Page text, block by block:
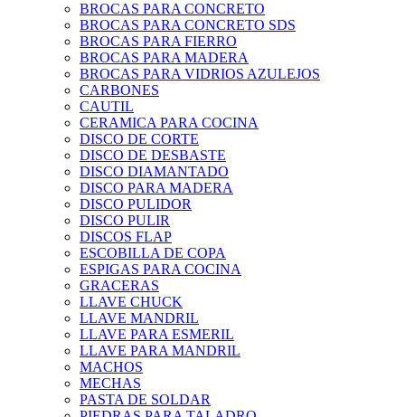
BROCAS PARA CONCRETO
BROCAS PARA CONCRETO SDS
BROCAS PARA FIERRO
BROCAS PARA MADERA
BROCAS PARA VIDRIOS AZULEJOS
CARBONES
CAUTIL
CERAMICA PARA COCINA
DISCO DE CORTE
DISCO DE DESBASTE
DISCO DIAMANTADO
DISCO PARA MADERA
DISCO PULIDOR
DISCO PULIR
DISCOS FLAP
ESCOBILLA DE COPA
ESPIGAS PARA COCINA
GRACERAS
LLAVE CHUCK
LLAVE MANDRIL
LLAVE PARA ESMERIL
LLAVE PARA MANDRIL
MACHOS
MECHAS
PASTA DE SOLDAR